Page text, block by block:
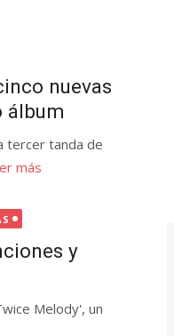
nuevas
álbum
tercer tanda de
más
y
Melody', un